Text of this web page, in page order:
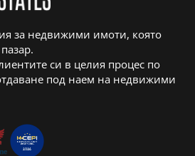
за недвижими имоти, която
си в целия процес по
под наем на недвижими